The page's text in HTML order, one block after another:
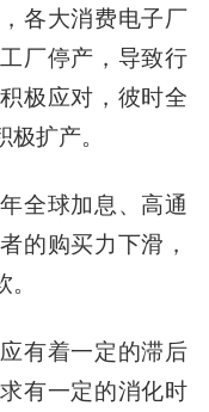
各大消费电子厂
厂停产，导致行
极应对，彼时全
扩产。
全球加息、高通
的购买力下滑，
有着一定的滞后
有一定的消化时